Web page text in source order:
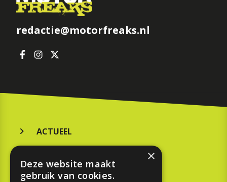
redactie@motorfreaks.nl
ACTUEEL
KOOPGIDS
×
Deze website maakt
gebruik van cookies.